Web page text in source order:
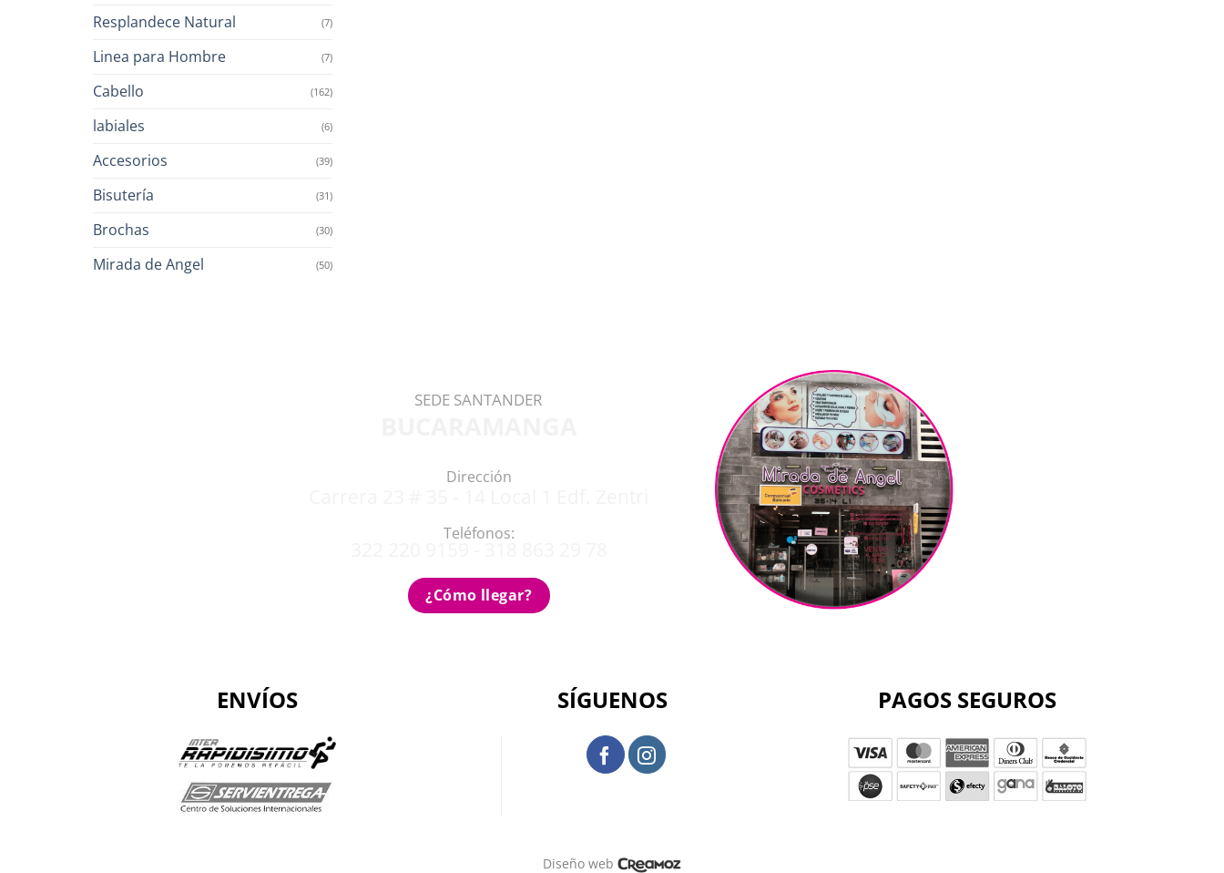
Resplandece Natural (7)
Linea para Hombre (7)
Cabello (162)
labiales (6)
Accesorios (39)
Bisutería (31)
Brochas (30)
Mirada de Angel (50)
SEDE SANTANDER
Dirección
Teléfonos:
¿Cómo llegar?
ENVÍOS SÍGUENOS PAGOS SEGUROS
Diseño web